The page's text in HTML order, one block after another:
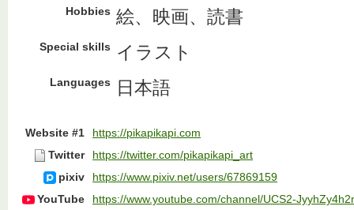
Hobbies 絵、映画、読書
Special skills イラスト
Languages 日本語
Website #1
https://pikapikapi.com
Twitter
https://twitter.com/pikapikapi_art
pixiv
https://www.pixiv.net/users/67869159
YouTube
https://www.youtube.com/channel/UCS2-